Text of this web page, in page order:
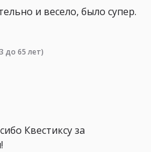
и весело, было супер.
до 65 лет)
Квестиксу за